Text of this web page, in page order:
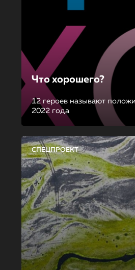
Что хорошего?
12 героев называют
2022 года
СПЕЦПРОЕКТ